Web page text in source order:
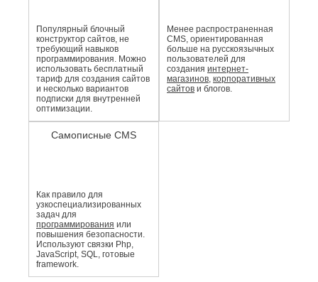
Популярный блочный
конструктор сайтов, не
требующий навыков
программирования. Можно
использовать бесплатный
тариф для создания сайтов
и несколько вариантов
подписки для внутренней
оптимизации.
Менее распро­страненная
CMS, ориентированная
больше на русскоязычных
пользователей для
создания интернет-
магазинов, корпоративных
сайтов и блогов.
Самописные CMS
Как правило для
узкоспециали­зированных
задач для
программирования или
повышения безопасности.
Используют связки Php,
JavaScript, SQL, готовые
framework.